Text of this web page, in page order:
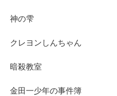
神の雫
クレヨンしんちゃん
暗殺教室
金田一少年の事件簿